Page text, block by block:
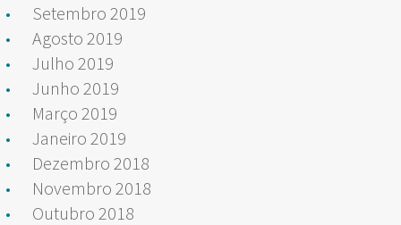
Setembro 2019
Agosto 2019
Julho 2019
Junho 2019
Março 2019
Janeiro 2019
Dezembro 2018
Novembro 2018
Outubro 2018